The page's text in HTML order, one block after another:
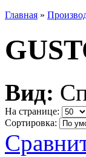
Главная »
Вид:
На странице:
Сортировка: